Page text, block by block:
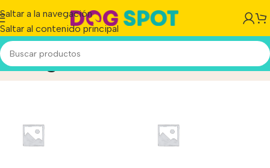
Saltar a la navegación
Saltar al contenido principal
3.8 kgInicio/Producto